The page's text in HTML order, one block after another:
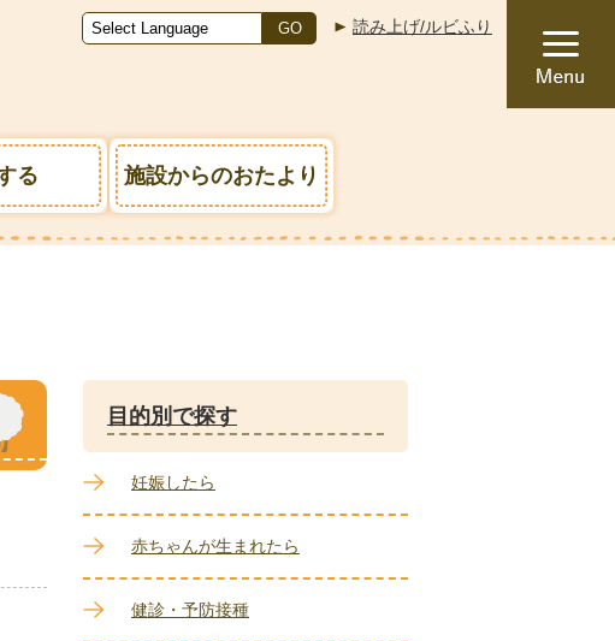
GO 読み上げ/ルビふり
る 施設からのおたより
目的別で探す
妊娠したら
赤ちゃんが生まれたら
健診・予防接種